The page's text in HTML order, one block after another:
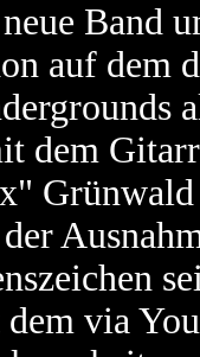
Band
auf dem
dem
dem via